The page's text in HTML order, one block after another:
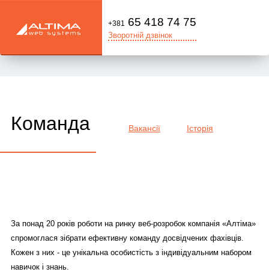
+381 65 418 74 75
Зворотній дзвінок
Команда Вакансії Історія
За понад 20 років роботи на ринку веб-розробок компанія «Алтіма»
спромоглася зібрати ефективну команду досвідчених фахівців.
Кожен з них - це унікальна особистість з індивідуальним набором
навичок і знань.